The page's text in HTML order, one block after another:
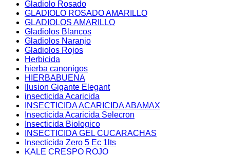
Gladiolo Rosado
GLADIOLO ROSADO AMARILLO
GLADIOLOS AMARILLO
Gladiolos Blancos
Gladiolos Naranjo
Gladiolos Rojos
Herbicida
hierba canonigos
HIERBABUENA
Ilusion Gigante Elegant
insecticida Acaricida
INSECTICIDA ACARICIDA ABAMAX
Insecticida Acaricida Selecron
Insecticida Biologico
INSECTICIDA GEL CUCARACHAS
Insecticida Zero 5 Ec 1lts
KALE CRESPO ROJO